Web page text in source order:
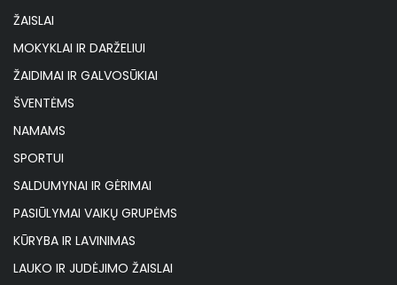
ŽAISLAI
MOKYKLAI IR DARŽELIUI
ŽAIDIMAI IR GALVOSŪKIAI
ŠVENTĖMS
NAMAMS
SPORTUI
SALDUMYNAI IR GĖRIMAI
PASIŪLYMAI VAIKŲ GRUPĖMS
KŪRYBA IR LAVINIMAS
LAUKO IR JUDĖJIMO ŽAISLAI